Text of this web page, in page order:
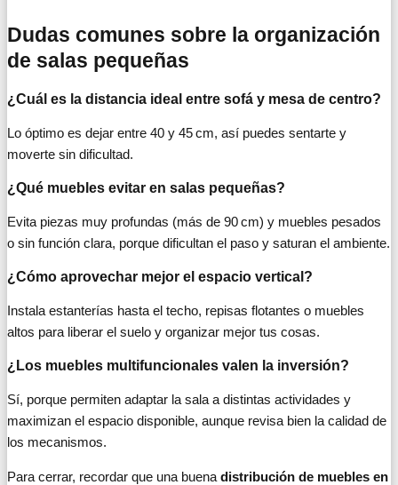
Dudas comunes sobre la organización
de salas pequeñas
¿Cuál es la distancia ideal entre sofá y mesa de centro?
Lo óptimo es dejar entre 40 y 45 cm, así puedes sentarte y
moverte sin dificultad.
¿Qué muebles evitar en salas pequeñas?
Evita piezas muy profundas (más de 90 cm) y muebles pesados
o sin función clara, porque dificultan el paso y saturan el ambiente.
¿Cómo aprovechar mejor el espacio vertical?
Instala estanterías hasta el techo, repisas flotantes o muebles
altos para liberar el suelo y organizar mejor tus cosas.
¿Los muebles multifuncionales valen la inversión?
Sí, porque permiten adaptar la sala a distintas actividades y
maximizan el espacio disponible, aunque revisa bien la calidad de
los mecanismos.
Para cerrar, recordar que una buena distribución de muebles en